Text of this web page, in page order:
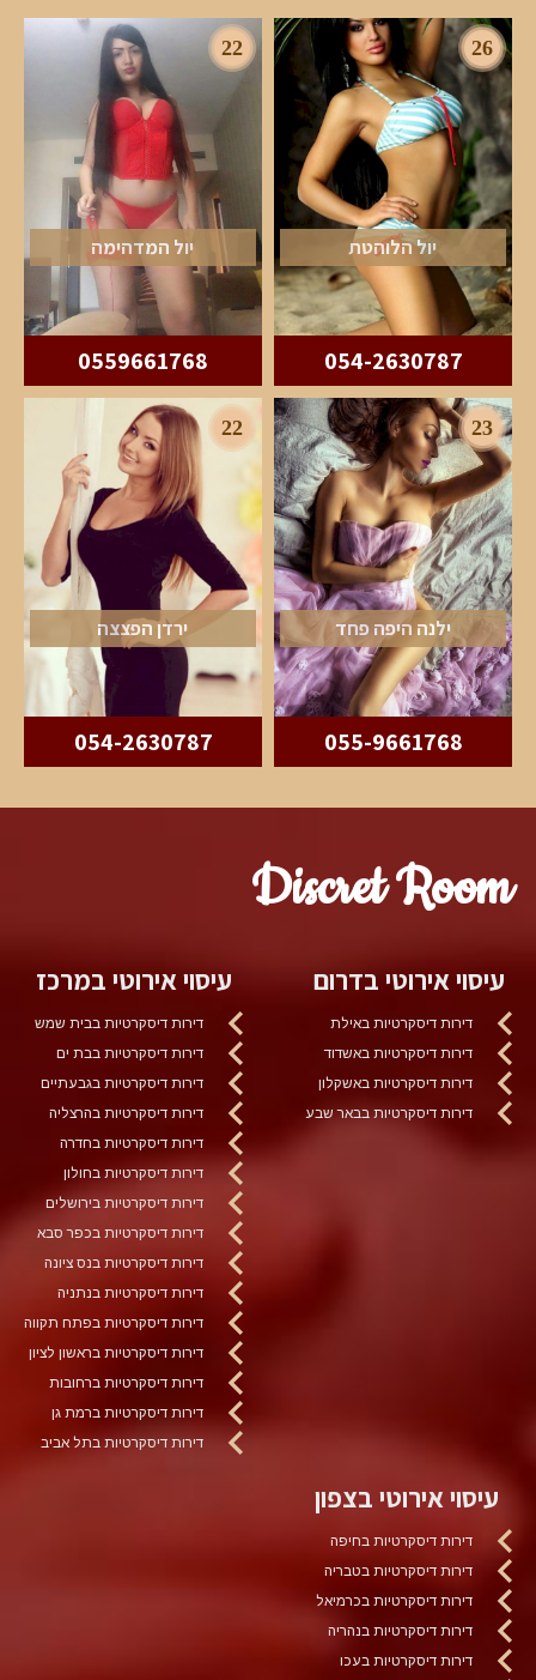
26
יול הלוהטת
054-2630787
22
יול המדהימה
0559661768
23
ילנה היפה פחד
055-9661768
22
ירדן הפצצה
054-2630787
Discret Room
עיסוי אירוטי בדרום
דירות דיסקרטיות באילת
דירות דיסקרטיות באשדוד
דירות דיסקרטיות באשקלון
דירות דיסקרטיות בבאר שבע
עיסוי אירוטי במרכז
דירות דיסקרטיות בבית שמש
דירות דיסקרטיות בבת ים
דירות דיסקרטיות בגבעתיים
דירות דיסקרטיות בהרצליה
דירות דיסקרטיות בחדרה
דירות דיסקרטיות בחולון
דירות דיסקרטיות בירושלים
דירות דיסקרטיות בכפר סבא
דירות דיסקרטיות בנס ציונה
דירות דיסקרטיות בנתניה
דירות דיסקרטיות בפתח תקווה
דירות דיסקרטיות בראשון לציון
דירות דיסקרטיות ברחובות
דירות דיסקרטיות ברמת גן
דירות דיסקרטיות בתל אביב
עיסוי אירוטי בצפון
דירות דיסקרטיות בחיפה
דירות דיסקרטיות בטבריה
דירות דיסקרטיות בכרמיאל
דירות דיסקרטיות בנהריה
דירות דיסקרטיות בעכו